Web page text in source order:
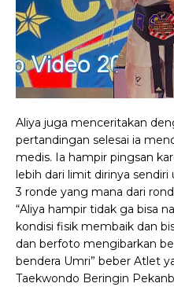
Aliya juga menceritakan
pertandingan selesai ia
medis. Ia hampir pingsan
lebih dari limit dirinya
3 ronde yang mana dari
“Aliya hampir tidak ga bisa
kondisi fisik membaik dan
dan berfoto mengibarkan
bendera Umri” beber Atlet
Taekwondo Beringin